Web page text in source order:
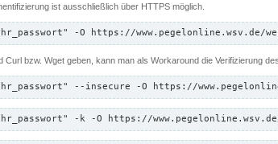
ist ausschließlich über HTTPS möglich.
-O https://www.pegelonline.wsv.de/
Curl bzw. Wget geben, kann man als Workaround die Verifizierung
--insecure -O https://
-k -O https://